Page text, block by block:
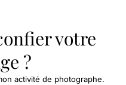
votre
?
activité de photographe.